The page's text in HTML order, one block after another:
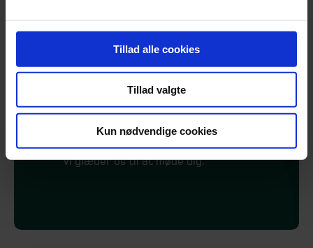
Tillad alle cookies
Tillad valgte
Kun nødvendige cookies
Vi står altid klar til en indledende og
afklarende dialog om din situation
og dine behov.
Kontakt os for en uforpligtende
Vi glæder os til at møde dig.